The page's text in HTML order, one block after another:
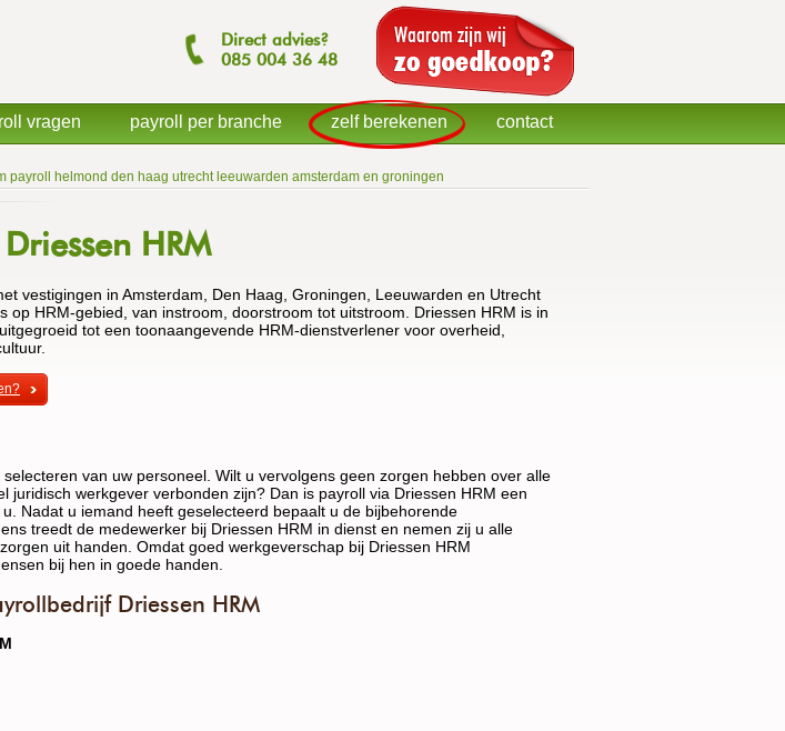
Direct advies?
085 004 36 48
payroll helmond den haag utrecht leeuwarden amsterdam en groningen
HRM
vestigingen in Amsterdam, Den Haag, Groningen, Leeuwarden en Utrecht
op HRM-gebied, van instroom, doorstroom tot uitstroom. Driessen HRM is in
tot een toonaangevende HRM-dienstverlener voor overheid,
van uw personeel. Wilt u vervolgens geen zorgen hebben over alle
juridisch werkgever verbonden zijn? Dan is payroll via Driessen HRM een
Nadat u iemand heeft geselecteerd bepaalt u de bijbehorende
treedt de medewerker bij Driessen HRM in dienst en nemen zij u alle
uit handen. Omdat goed werkgeverschap bij Driessen HRM
bij hen in goede handen.
Driessen HRM
vragen payroll per branche zelf berekenen contact